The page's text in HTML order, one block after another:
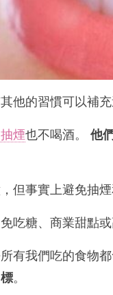
他的習慣可以補
煙也不喝酒。 他
但事實上避免抽
吃糖、商業甜點
有我們吃的食物
。